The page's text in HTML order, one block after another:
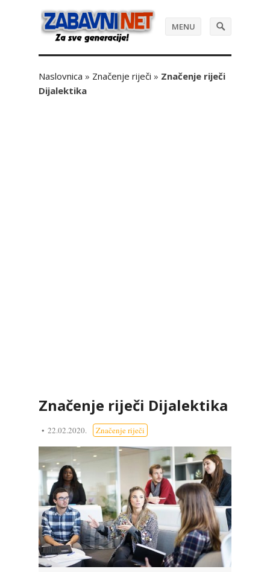
MENU
Naslovnica » Značenje riječi » Značenje riječi
Dijalektika
Značenje riječi Dijalektika
22.02.2020. Značenje riječi